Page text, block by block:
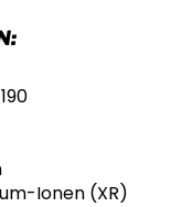
Ionen (XR)